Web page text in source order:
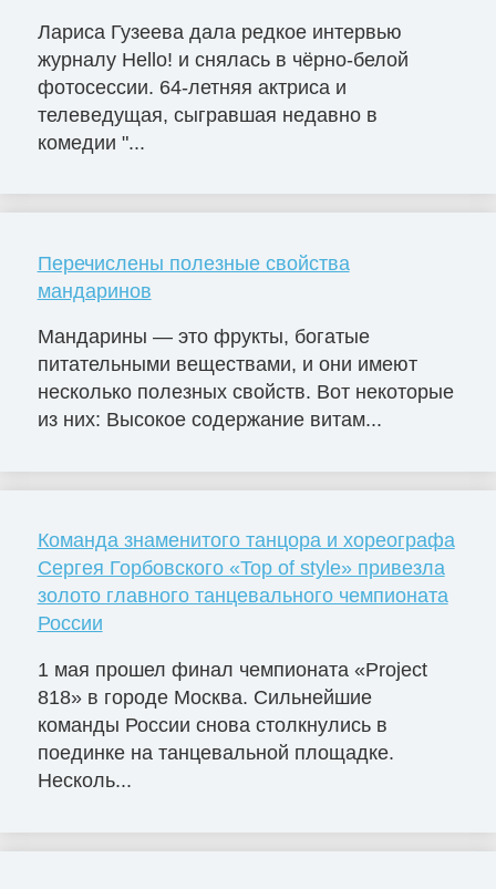
Лариса Гузеева дала редкое интервью
журналу Hello! и снялась в чёрно-белой
фотосессии. 64-летняя актриса и
телеведущая, сыгравшая недавно в
комедии "...
Перечислены полезные свойства
мандаринов
Мандарины — это фрукты, богатые
питательными веществами, и они имеют
несколько полезных свойств. Вот некоторые
из них: Высокое содержание витам...
Команда знаменитого танцора и хореографа
Сергея Горбовского «Top of style» привезла
золото главного танцевального чемпионата
России
1 мая прошел финал чемпионата «Project
818» в городе Москва. Сильнейшие
команды России снова столкнулись в
поединке на танцевальной площадке.
Несколь...